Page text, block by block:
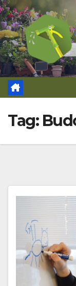
Skip
to
content
Tag: